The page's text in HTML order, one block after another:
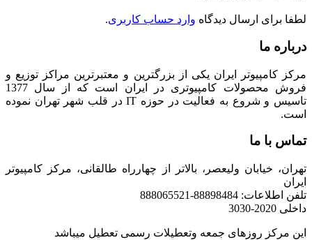
لطفا برای ارسال دیدگاه وارد حساب کاربری.
درباره ما
مرکز کامپیوتر ایران یکی از بزرگترین و معتبرترین مراکز توزیع و
فروش محصولات کامپیوتری در ایران است که از سال 1377
تاسیس و شروع به فعالیت در حوزه IT در قلب شهر تهران نموده
است.
تماس با ما
تهران، خیابان ولیعصر، بالاتر از چهارراه طالقانی، مرکز کامپیوتر
ایران
تلفن اطلاعات: 88898484-888065521
داخلی 2020-3030
این مرکز روزهای جمعه وتعطیلات رسمی تعطیل میباشد